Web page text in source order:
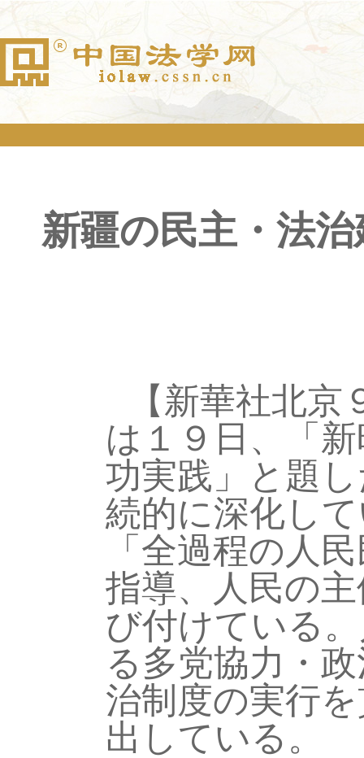
新疆の民主・法
【新華社北
は１９日、「
功実践」と題
続的に深化し
「全過程の人
指導、人民の
び付けている
る多党協力・
治制度の実行
出している。